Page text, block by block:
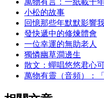
萬物有言：一紙載千
小松的故事
回憶那些年默默影響
發快遞中的修煉體會
一位幸運的無助老人
獨憐幽草澗邊生
散文：蟬唱悠悠君心
萬物有靈（音頻）：